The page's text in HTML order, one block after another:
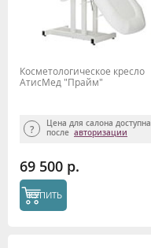
Косметологическое кресло
АтисМед "Прайм"
Цена для салона доступна
после авторизации
69 500 р.
КУПИТЬ